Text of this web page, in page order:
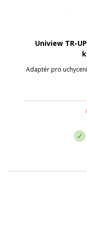
Uniview TR-
Adaptér pro